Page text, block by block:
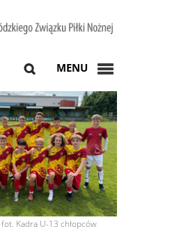
MENU
fot. Kadra U-13 chłopców